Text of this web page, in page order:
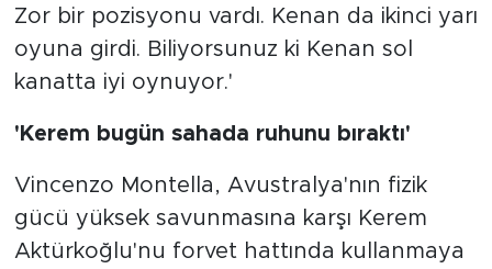
Zor bir pozisyonu vardı. Kenan da ikinci yarı
oyuna girdi. Biliyorsunuz ki Kenan sol
kanatta iyi oynuyor.'
'Kerem bugün sahada ruhunu bıraktı'
Vincenzo Montella, Avustralya'nın fizik
gücü yüksek savunmasına karşı Kerem
Aktürkoğlu'nu forvet hattında kullanmaya